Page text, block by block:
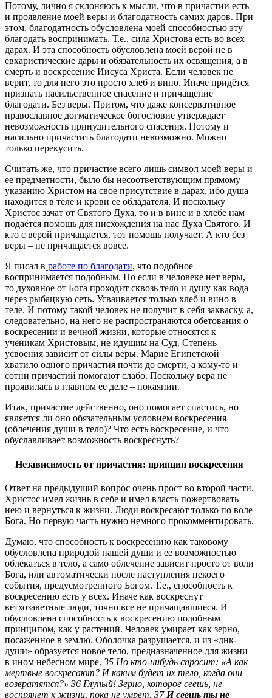
Потому, лично я склоняюсь к мысли, что в причастии есть
и проявление моей веры и благодатность самих даров. При
этом, благодатность обусловлена моей способностью эту
благодать воспринимать. Т.е., сила Христова есть во всех
дарах. И эта способность обусловлена моей верой не в
евхаристические дары и обязательность их освящения, а в
смерть и воскресение Иисуса Христа. Если человек не
верит, то для него это просто хлеб и вино. Иначе придётся
признать насильственное спасение и причащение
благодати. Без веры. Притом, что даже консервативное
православное догматическое богословие утверждает
невозможность принудительного спасения. Потому и
насильно причастить благодати невозможно. Можно
только перекусить.
Считать же, что причастие всего лишь символ моей веры и
ее предметности, было бы несоответствующим прямому
указанию Христом на свое присутствие в дарах, ибо душа
находится в теле и крови ее обладателя. И поскольку
Христос зачат от Святого Духа, то и в вине и в хлебе нам
подаётся помощь для нисхождения на нас Духа Святого. И
кто с верой причащается, тот помощь получает. А кто без
веры – не причащается вовсе.
Я писал в работе по благодати, что подобное
воспринимается подобным. Но если в человеке нет веры,
то духовное от Бога проходит сквозь тело и душу как вода
через рыбацкую сеть. Усваивается только хлеб и вино в
теле. И потому такой человек не получит в себя закваску, а,
следовательно, на него не распространяются обетования о
воскресении и вечной жизни, которые относятся к
ученикам Христовым, не идущим на Суд. Степень
усвоения зависит от силы веры. Марие Египетской
хватило одного причастия почти до смерти, а кому-то и
сотни причастий помогают слабо. Поскольку вера не
проявилась в главном ее деле – покаянии.
Итак, причастие действенно, оно помогает спастись, но
является ли оно обязательным условием воскресения
(облечения души в тело)? Что есть воскресение, и что
обуславливает возможность воскреснуть?
Независимость от причастия: принцип воскресения
Ответ на предыдущий вопрос очень прост во второй части.
Христос имел жизнь в себе и имел власть пожертвовать
нею и вернуться к жизни. Люди воскресают только по воле
Бога. Но первую часть нужно немного прокомментировать.
Думаю, что способность к воскресению как таковому
обусловлена природой нашей души и ее возможностью
облекаться в тело, а само облечение зависит просто от воли
Бога, или автоматически после наступления некоего
события, предусмотренного Богом. Т.е., способность к
воскресению есть у всех. Иначе как воскреснут
ветхозаветные люди, точно все не причащавшиеся. И
обусловлена способность к воскресению подобным
принципом, как у растений. Человек умирает как зерно,
посаженное в землю. Оболочка разрушается, и из «днк-
души» образуется новое тело, предназначенное для жизни
в ином небесном мире. 35 Но кто‑нибудь спросит: «А как
мертвые воскресают? И каким будет их тело, когда они
возвратятся?» 36 Глупый! Зерно, которое сеешь, не
воспрянет к жизни, пока не умрет. 37 И сеешь ты не